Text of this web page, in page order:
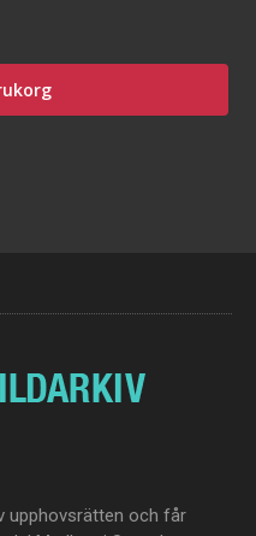
upphovsrätten och får